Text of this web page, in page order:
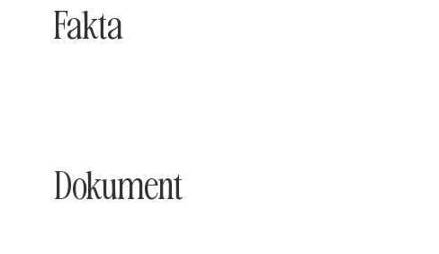
Fakta
Dokument